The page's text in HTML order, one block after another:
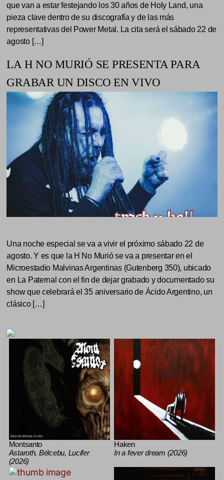
que van a estar festejando los 30 años de Holy Land, una
pieza clave dentro de su discografía y de las más
representativas del Power Metal. La cita será el sábado 22 de
agosto […]
LA H NO MURIÓ SE PRESENTA PARA
GRABAR UN DISCO EN VIVO
Una noche especial se va a vivir el próximo sábado 22 de
agosto. Y es que la H No Murió se va a presentar en el
Microestadio Malvinas Argentinas (Gutenberg 350), ubicado
en La Paternal con el fin de dejar grabado y documentado su
show que celebrará el 35 aniversario de Ácido Argentino, un
clásico […]
Montsanto
Astaroth, Bélcebu, Lucifer
(2026)
Haken
In a fever dream (2026)